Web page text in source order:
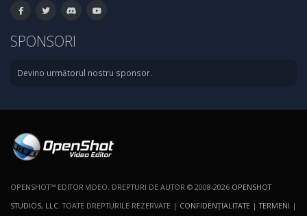
SPONSORI
Devino următorul nostru sponsor.
OPENSHOT™ EDITOR VIDEO. DREPTURI DE AUTOR © 2008-2026 OPENSHOT
STUDIOS, LLC. TOATE DREPTURILE REZERVATE | CONFIDENŢIALITATE |TERMENI |